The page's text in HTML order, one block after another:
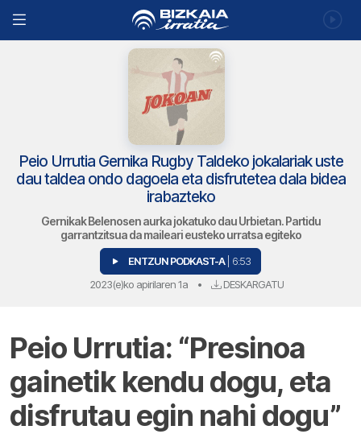
Peio Urrutia Gernika Rugby Taldeko jokalariak uste
dau taldea ondo dagoela eta disfrutetea dala bidea
irabazteko
Gernikak Belenosen aurka jokatuko dau Urbietan. Partidu
garrantzitsua da maileari eusteko urratsa egiteko
ENTZUN PODKAST-A | 6:53
2023(e)ko apirilaren 1a • DESKARGATU
Peio Urrutia: “Presinoa
gainetik kendu dogu, eta
disfrutau egin nahi dogu”